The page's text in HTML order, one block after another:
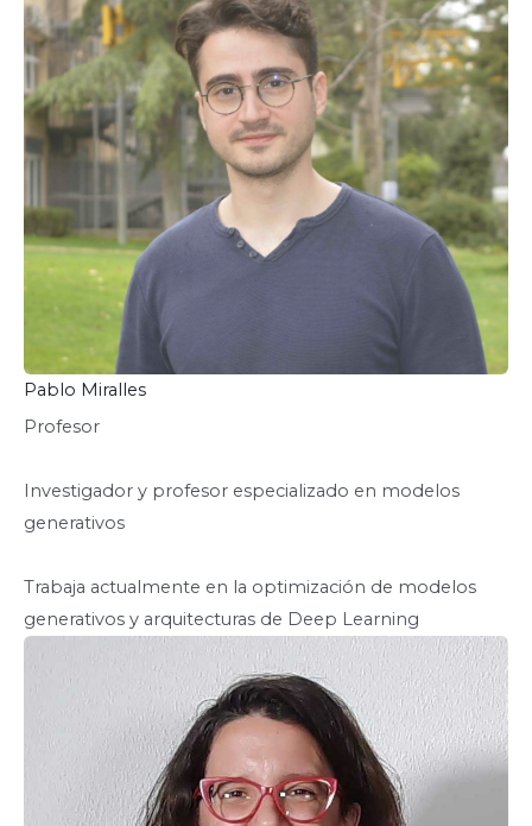
Pablo Miralles
Profesor
Investigador y profesor especializado en modelos
generativos
Trabaja actualmente en la optimización de modelos
generativos y arquitecturas de Deep Learning